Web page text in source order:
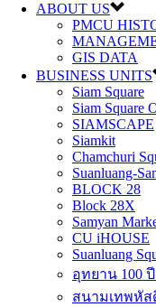
ABOUT US
PMCU
GIS DATA
BUSINESS UNITS
Siam Square
Siam Square
SIAMSCAPE
Siamkit
Chamchuri
Suanluang-
BLOCK 28
Block 28X
Samyan
CU iHOUSE
Suanluang
อุทยาน 100
สนามเทพหั